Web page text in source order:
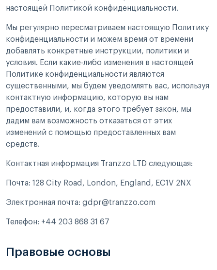
настоящей Политикой конфиденциальности.
Мы регулярно пересматриваем настоящую Политику
конфиденциальности и можем время от времени
добавлять конкретные инструкции, политики и
условия. Если какие-либо изменения в настоящей
Политике конфиденциальности являются
существенными, мы будем уведомлять вас, используя
контактную информацию, которую вы нам
предоставили, и, когда этого требует закон, мы
дадим вам возможность отказаться от этих
изменений с помощью предоставленных вам
средств.
Контактная информация Tranzzo LTD следующая:
Почта: 128 City Road, London, England, EC1V 2NX
Электронная почта: gdpr@tranzzo.com
Телефон: +44 203 868 31 67
Правовые основы